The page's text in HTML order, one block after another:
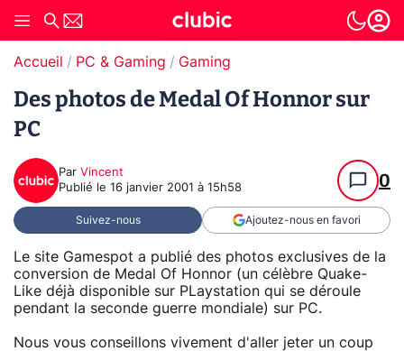
Accueil PC & Gaming Gaming
Des photos de Medal Of Honnor sur
PC
Par Vincent
Publié le 16 janvier 2001 à 15h58 0
Suivez-nous Ajoutez-nous en favori
Le site Gamespot a publié des photos exclusives de la
conversion de Medal Of Honnor (un célèbre Quake-
Like déjà disponible sur PLaystation qui se déroule
pendant la seconde guerre mondiale) sur PC.
Nous vous conseillons vivement d'aller jeter un coup